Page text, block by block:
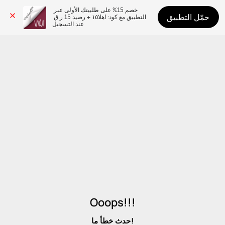
عند التسجيل
حمّل التطبيق
Ooops!!!
حدث خطأ ما!